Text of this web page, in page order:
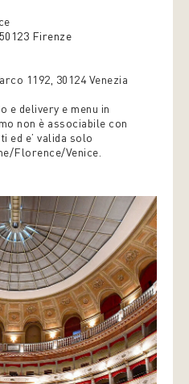
Firenze
1192, 30124 Venezia
delivery e menu in
non è associabile con
ed e’ valida solo
Florence/Venice.